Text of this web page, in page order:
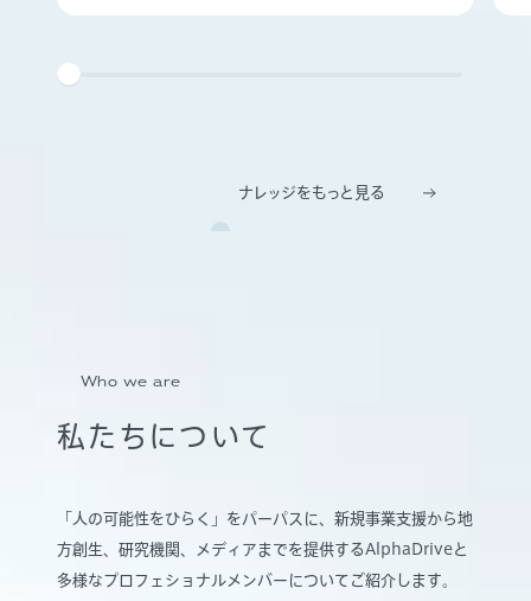
ナレッジをもっと見る
Who we are
私たちについて
「人の可能性をひらく」をパーパスに、新規事業支援から地
方創生、研究機関、メディアまでを提供するAlphaDriveと
多様なプロフェショナルメンバーについてご紹介します。